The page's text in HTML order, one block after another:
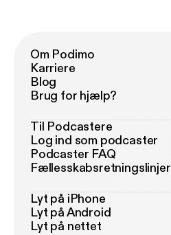
Om Podimo
Karriere
Blog
Brug for hjælp?
Til Podcastere
Log ind som podcaster
Podcaster FAQ
Fællesskabsretningslinjer
Lyt på iPhone
Lyt på Android
Lyt på nettet